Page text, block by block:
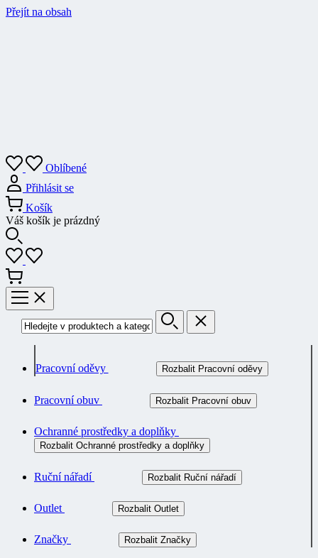
Přejít na obsah
Oblíbené
Přihlásit se
Košík
Váš košík je prázdný
Pracovní oděvy Rozbalit Pracovní oděvy
Pracovní obuv Rozbalit Pracovní obuv
Ochranné prostředky a doplňky
Rozbalit Ochranné prostředky a doplňky
Ruční nářadí Rozbalit Ruční nářadí
Outlet Rozbalit Outlet
Značky Rozbalit Značky